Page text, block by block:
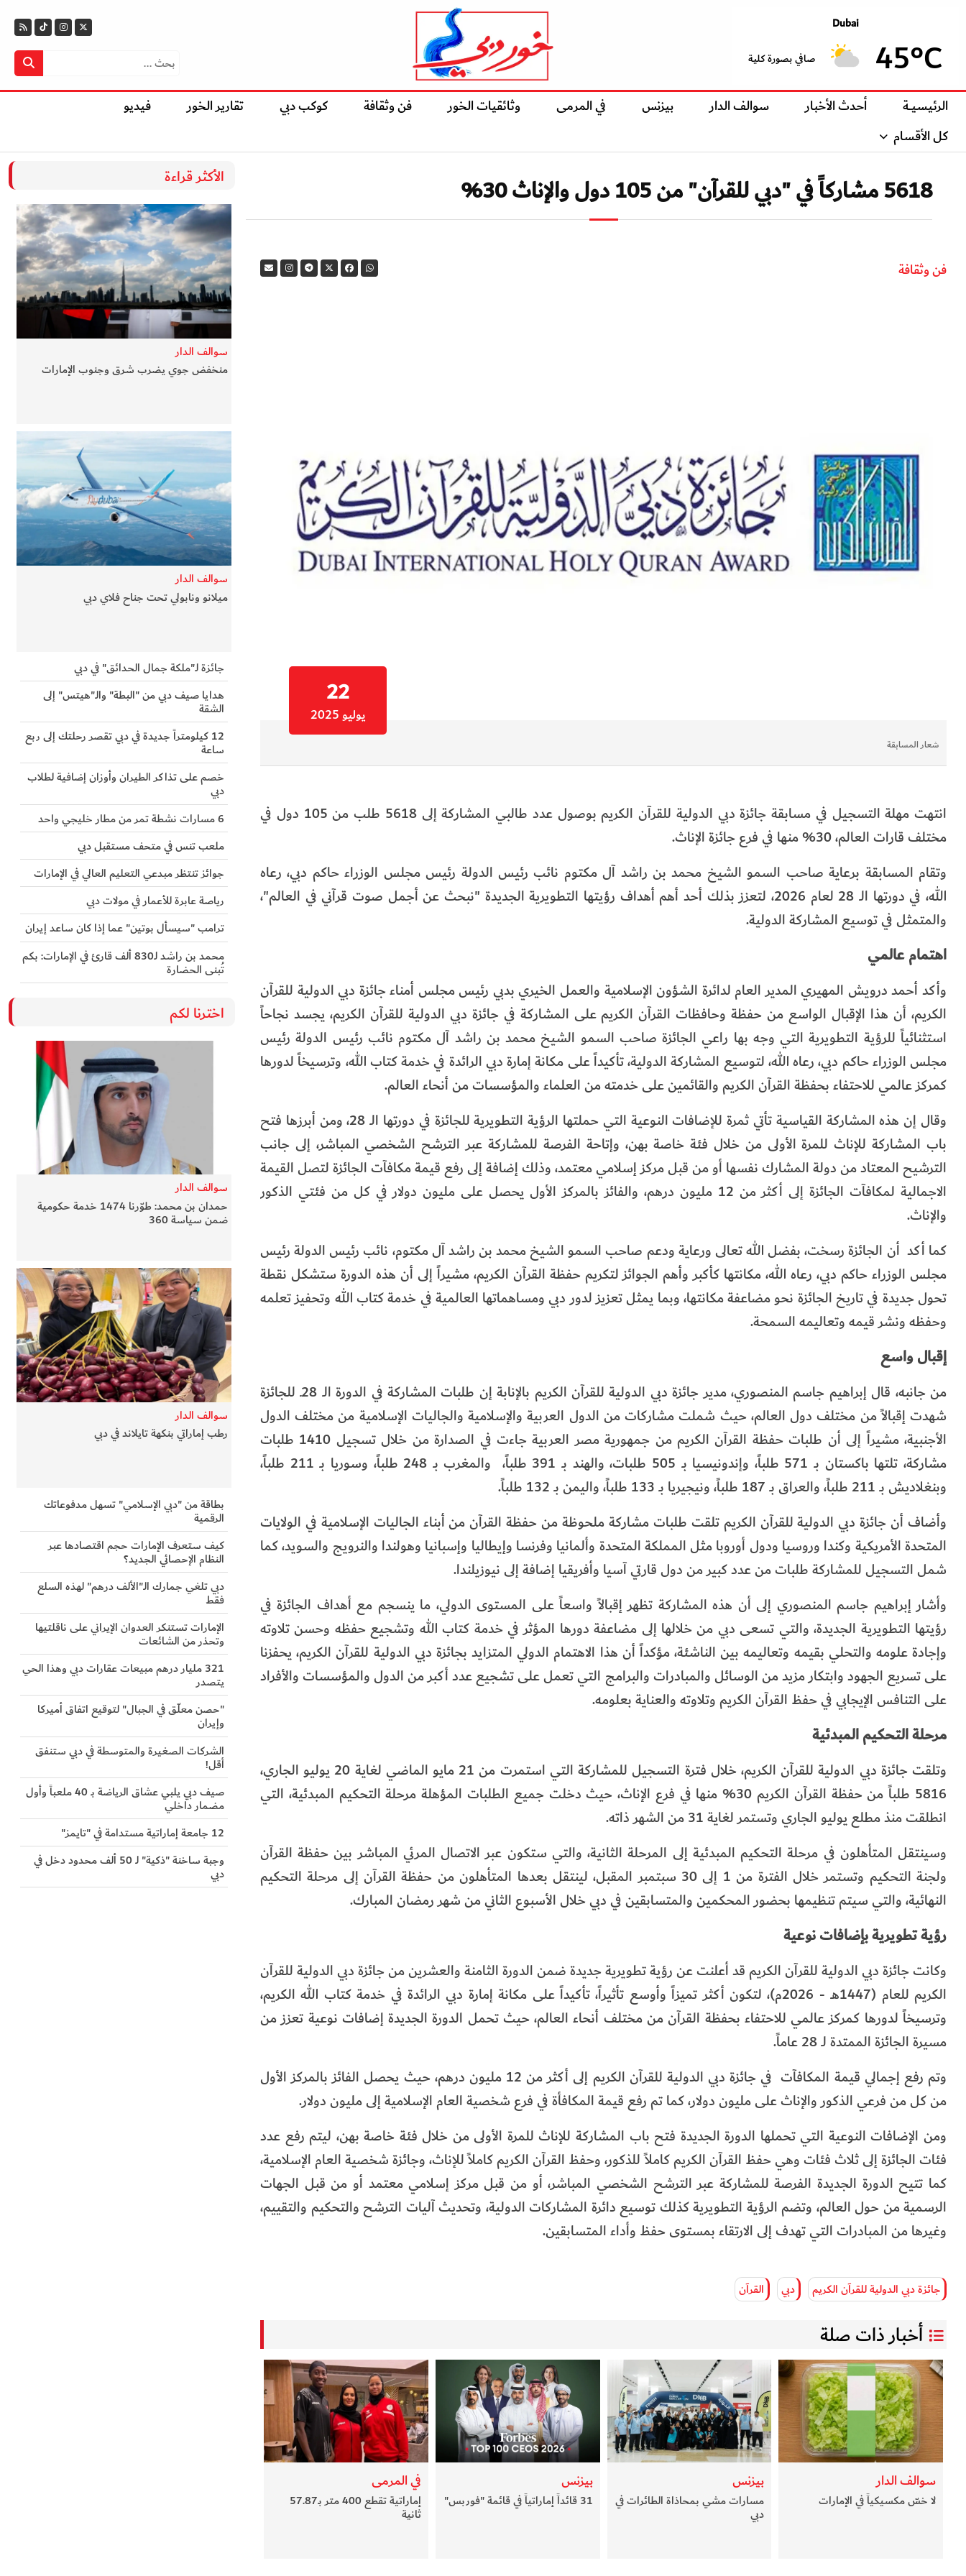
Dubai
45°C صافي بصورة كلية
الرئيسيــة أحدث الأخبار سوالف الدار بيزنس في المرمى وثائقيات الخور فن وثقافة كوكب دبي تقارير الخور
فيديو
كل الأقسام
5618 مشاركاً في "دبي للقرآن" من 105 دول والإناث 30%
فن وثقافة
22
يوليو 2025
شعار المسابقة
انتهت مهلة التسجيل في مسابقة جائزة دبي الدولية للقرآن الكريم بوصول عدد طالبي المشاركة إلى 5618 طلب من 105 دول في
مختلف قارات العالم، 30% منها في فرع جائزة الإناث.
وتقام المسابقة برعاية صاحب السمو الشيخ محمد بن راشد آل مكتوم نائب رئيس الدولة رئيس مجلس الوزراء حاكم دبي، رعاه
الله، في دورتها الـ 28 لعام 2026، لتعزز بذلك أحد أهم أهداف رؤيتها التطويرية الجديدة "نبحث عن أجمل صوت قرآني في العالم"،
والمتمثل في توسيع المشاركة الدولية.
اهتمام عالمي
وأكد أحمد درويش المهيري المدير العام لدائرة الشؤون الإسلامية والعمل الخيري بدبي رئيس مجلس أمناء جائزة دبي الدولية للقرآن
الكريم، أن هذا الإقبال الواسع من حفظة وحافظات القرآن الكريم على المشاركة في جائزة دبي الدولية للقرآن الكريم، يجسد نجاحاً
استثنائياً للرؤية التطويرية التي وجه بها راعي الجائزة صاحب السمو الشيخ محمد بن راشد آل مكتوم نائب رئيس الدولة رئيس
مجلس الوزراء حاكم دبي، رعاه الله، لتوسيع المشاركة الدولية، تأكيداً على مكانة إمارة دبي الرائدة في خدمة كتاب الله، وترسيخاً لدورها
كمركز عالمي للاحتفاء بحفظة القرآن الكريم والقائمين على خدمته من العلماء والمؤسسات من أنحاء العالم.
وقال إن هذه المشاركة القياسية تأتي ثمرة للإضافات النوعية التي حملتها الرؤية التطويرية للجائزة في دورتها الـ 28، ومن أبرزها فتح
باب المشاركة للإناث للمرة الأولى من خلال فئة خاصة بهن، وإتاحة الفرصة للمشاركة عبر الترشح الشخصي المباشر، إلى جانب
الترشيح المعتاد من دولة المشارك نفسها أو من قبل مركز إسلامي معتمد، وذلك إضافة إلى رفع قيمة مكافآت الجائزة لتصل القيمة
الاجمالية لمكافآت الجائزة إلى أكثر من 12 مليون درهم، والفائز بالمركز الأول يحصل على مليون دولار في كل من فئتي الذكور
والإناث.
كما أكد أن الجائزة رسخت، بفضل الله تعالى ورعاية ودعم صاحب السمو الشيخ محمد بن راشد آل مكتوم، نائب رئيس الدولة رئيس
مجلس الوزراء حاكم دبي، رعاه الله، مكانتها كأكبر وأهم الجوائز لتكريم حفظة القرآن الكريم، مشيراً إلى أن هذه الدورة ستشكل نقطة
تحول جديدة في تاريخ الجائزة نحو مضاعفة مكانتها، وبما يمثل تعزيز لدور دبي ومساهماتها العالمية في خدمة كتاب الله وتحفيز تعلمه
وحفظه ونشر قيمه وتعاليمه السمحة.
إقبال واسع
من جانبه، قال إبراهيم جاسم المنصوري، مدير جائزة دبي الدولية للقرآن الكريم بالإنابة إن طلبات المشاركة في الدورة الـ 28ـ للجائزة
شهدت إقبالاً من مختلف دول العالم، حيث شملت مشاركات من الدول العربية والإسلامية والجاليات الإسلامية من مختلف الدول
الأجنبية، مشيراً إلى أن طلبات حفظة القرآن الكريم من جمهورية مصر العربية جاءت في الصدارة من خلال تسجيل 1410 طلبات
مشاركة، تلتها باكستان بـ 571 طلباً، وإندونيسيا بـ 505 طلبات، والهند بـ 391 طلباً، والمغرب بـ 248 طلباً، وسوريا بـ 211 طلباً،
وبنغلاديش بـ 211 طلباً، والعراق بـ 187 طلباً، ونيجيريا بـ 133 طلباً، واليمن بـ 132 طلباً.
وأضاف أن جائزة دبي الدولية للقرآن الكريم تلقت طلبات مشاركة ملحوظة من حفظة القرآن من أبناء الجاليات الإسلامية في الولايات
المتحدة الأمريكية وكندا وروسيا ودول أوروبا مثل المملكة المتحدة وألمانيا وفرنسا وإيطاليا وإسبانيا وهولندا والنرويج والسويد، كما
شمل التسجيل للمشاركة طلبات من عدد كبير من دول قارتي آسيا وأفريقيا إضافة إلى نيوزيلندا.
وأشار إبراهيم جاسم المنصوري إلى أن هذه المشاركة تظهر إقبالاً واسعاً على المستوى الدولي، ما ينسجم مع أهداف الجائزة في
رؤيتها التطويرية الجديدة، والتي تسعى دبي من خلالها إلى مضاعفة دورها المؤثر في خدمة كتاب الله وتشجيع حفظه وحسن تلاوته
وإجادة علومه والتحلي بقيمه وتعاليمه بين الناشئة، مؤكداً أن هذا الاهتمام الدولي المتزايد بجائزة دبي الدولية للقرآن الكريم، يحفزنا
على تسريع الجهود وابتكار مزيد من الوسائل والمبادرات والبرامج التي تعمل على تشجيع عدد أكبر من الدول والمؤسسات والأفراد
على التنافس الإيجابي في حفظ القرآن الكريم وتلاوته والعناية بعلومه.
مرحلة التحكيم المبدئية
وتلقت جائزة دبي الدولية للقرآن الكريم، خلال فترة التسجيل للمشاركة التي استمرت من 21 مايو الماضي لغاية 20 يوليو الجاري،
5816 طلباً من حفظة القرآن الكريم 30% منها في فرع الإناث، حيث دخلت جميع الطلبات المؤهلة مرحلة التحكيم المبدئية، التي
انطلقت منذ مطلع يوليو الجاري وتستمر لغاية 31 من الشهر ذاته.
وسينتقل المتأهلون في مرحلة التحكيم المبدئية إلى المرحلة الثانية، والتي ستكون عبر الاتصال المرئي المباشر بين حفظة القرآن
ولجنة التحكيم وتستمر خلال الفترة من 1 إلى 30 سبتمبر المقبل، لينتقل بعدها المتأهلون من حفظة القرآن إلى مرحلة التحكيم
النهائية، والتي سيتم تنظيمها بحضور المحكمين والمتسابقين في دبي خلال الأسبوع الثاني من شهر رمضان المبارك.
رؤية تطويرية بإضافات نوعية
وكانت جائزة دبي الدولية للقرآن الكريم قد أعلنت عن رؤية تطويرية جديدة ضمن الدورة الثامنة والعشرين من جائزة دبي الدولية للقرآن
الكريم للعام (1447هـ - 2026م)، لتكون أكثر تميزاً وأوسع تأثيراً، تأكيداً على مكانة إمارة دبي الرائدة في خدمة كتاب الله الكريم،
وترسيخاً لدورها كمركز عالمي للاحتفاء بحفظة القرآن من مختلف أنحاء العالم، حيث تحمل الدورة الجديدة إضافات نوعية تعزز من
مسيرة الجائزة الممتدة لـ 28 عاماً.
وتم رفع إجمالي قيمة المكافآت في جائزة دبي الدولية للقرآن الكريم إلى أكثر من 12 مليون درهم، حيث يحصل الفائز بالمركز الأول
من كل من فرعي الذكور والإناث على مليون دولار، كما تم رفع قيمة المكافأة في فرع شخصية العام الإسلامية إلى مليون دولار.
ومن الإضافات النوعية التي تحملها الدورة الجديدة فتح باب المشاركة للإناث للمرة الأولى من خلال فئة خاصة بهن، ليتم رفع عدد
فئات الجائزة إلى ثلاث فئات وهي حفظ القرآن الكريم كاملاً للذكور، وحفظ القرآن الكريم كاملاً للإناث، وجائزة شخصية العام الإسلامية،
كما تتيح الدورة الجديدة الفرصة للمشاركة عبر الترشح الشخصي المباشر، أو من قبل مركز إسلامي معتمد أو من قبل الجهات
الرسمية من حول العالم، وتضم الرؤية التطويرية كذلك توسيع دائرة المشاركات الدولية، وتحديث آليات الترشح والتحكيم والتقييم،
وغيرها من المبادرات التي تهدف إلى الارتقاء بمستوى حفظ وأداء المتسابقين.
جائزة دبي الدولية للقرآن الكريم دبي القرآن
أخبار ذات صلة
سوالف الدار
لا خسّ مكسيكياً في الإمارات
بيزنس
مسارات مشي بمحاذاة الطائرات في
دبي
بيزنس
31 قائداً إماراتياً في قائمة "فوربس"
في المرمى
إماراتية تقطع 400 متر بـ57.87
ثانية
الأكثر قراءة
سوالف الدار
منخفض جوي يضرب شرق وجنوب الإمارات
سوالف الدار
ميلانو ونابولي تحت جناح فلاي دبي
جائزة لـ"ملكة جمال الحدائق" في دبي
هدايا صيف دبي من "البطة" والـ"هيتس" إلى
الشقة
12 كيلومتراً جديدة في دبي تقصر رحلتك إلى ربع
ساعة
خصم على تذاكر الطيران وأوزان إضافية لطلاب
دبي
6 مسارات نشطة تمر من مطار خليجي واحد
ملعب تنس في متحف مستقبل دبي
جوائز تنتظر مبدعي التعليم العالي في الإمارات
رياصة عابرة للأعمار في مولات دبي
ترامب "سيسأل بوتين" عما إذا كان ساعد إيران
محمد بن راشد لـ830 ألف قارئ في الإمارات: بكم
تُبنى الحضارة
اخترنا لكم
سوالف الدار
حمدان بن محمد: طوّرنا 1474 خدمة حكومية
ضمن سياسة 360
سوالف الدار
رطب إماراتي بنكهة تايلاند في دبي
بطاقة من "دبي الإسلامي" تسهل مدفوعاتك
الرقمية
كيف ستعرف الإمارات حجم اقتصادها عبر
النظام الإحصائي الجديد؟
دبي تلغي جمارك الـ"الألف درهم" لهذه السلع
فقط
الإمارات تستنكر العدوان الإيراني على ناقلتيها
وتحذر من الشائعات
321 مليار درهم مبيعات عقارات دبي وهذا الحي
يتصدر
"حصن معلّق في الجبال" لتوقيع اتفاق أميركا
وإيران
الشركات الصغيرة والمتوسطة في دبي ستنفق
أقل!
صيف دبي يلبي عشاق الرياضة بـ 40 ملعباً وأول
مضمار داخلي
12 جامعة إماراتية مستدامة في "تايمز"
وجبة ساخنة "ذكية" لـ 50 ألف محدود دخل في
دبي